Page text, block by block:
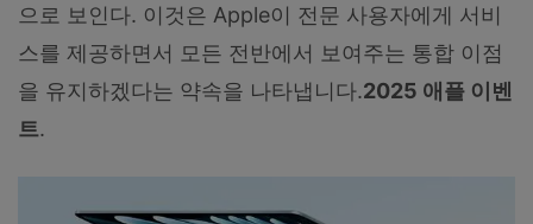
으로 보인다. 이것은 Apple이 전문 사용자에게 서비
스를 제공하면서 모든 전반에서 보여주는 통합 이점
을 유지하겠다는 약속을 나타냅니다.2025 애플 이벤
트.